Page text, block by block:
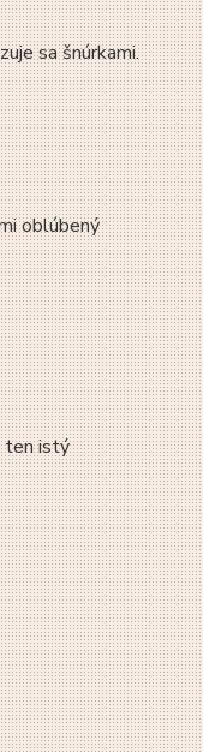
sa šnúrkami.
oblúbený
ten istý